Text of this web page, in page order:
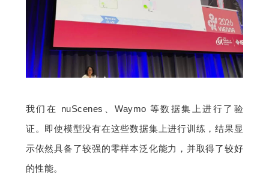
我们在 nuScenes、Waymo 等数据集上进行了验
证。即使模型没有在这些数据集上进行训练，结果显
示依然具备了较强的零样本泛化能力，并取得了较好
的性能。